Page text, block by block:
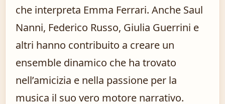
che interpreta Emma Ferrari. Anche Saul
Nanni, Federico Russo, Giulia Guerrini e
altri hanno contribuito a creare un
ensemble dinamico che ha trovato
nell’amicizia e nella passione per la
musica il suo vero motore narrativo.